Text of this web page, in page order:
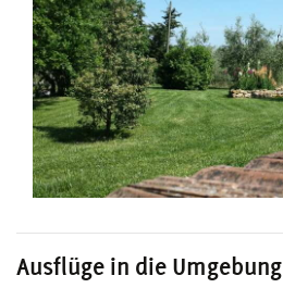
Ausflüge in die Umgebung